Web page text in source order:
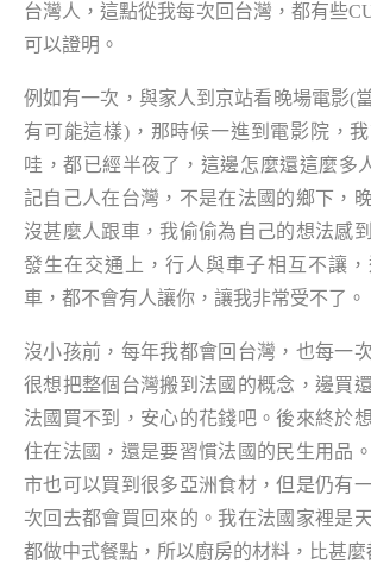
台灣人，這點從我每次回台灣，都有些
可以證明。
例如有一次，與家人到京站看晚場電影(
有可能這樣)，那時候一進到電影院，我
哇，都已經半夜了，這邊怎麼還這麼多
記自己人在台灣，不是在法國的鄉下，
沒甚麼人跟車，我偷偷為自己的想法感
發生在交通上，行人與車子相互不讓
車，都不會有人讓你，讓我非常受不了。
沒小孩前，每年我都會回台灣，也每一
很想把整個台灣搬到法國的概念，邊買
法國買不到，安心的花錢吧。後來終於
住在法國，還是要習慣法國的民生用品
市也可以買到很多亞洲食材，但是仍有
次回去都會買回來的。我在法國家裡是
都做中式餐點，所以廚房的材料，比甚麼